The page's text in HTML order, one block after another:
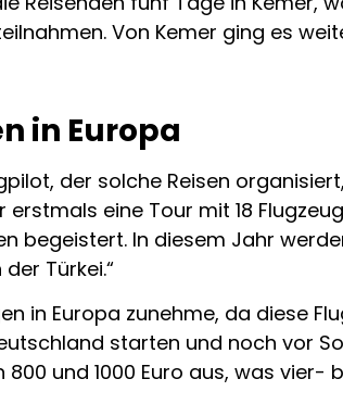
Von Kemer ging es
in Europa
der solche Reisen
eine Tour mit 18
begeistert. In diesem Jahr
Türkei.“
in Europa zunehme, da diese
starten und noch vor
und 1000 Euro aus, was